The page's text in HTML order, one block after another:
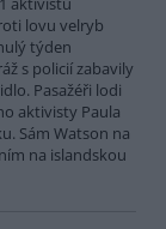
lovu velryb
týden
s policií zabavily
Pasažéři lodi
aktivisty Paula
Sám Watson na
na islandskou